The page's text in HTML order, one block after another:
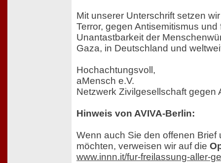
Mit unserer Unterschrift setzen
Terror, gegen Antisemitismus und
Unantastbarkeit der
Gaza, in Deutschland und
Hochachtungsvoll,
aMensch e.V.
Netzwerk Zivilgesellschaft gegen
Hinweis von AVIVA-Berlin:
Wenn auch Sie den offenen Brief
möchten, verweisen wir auf die
www.innn.it/fur-freilassung-aller-